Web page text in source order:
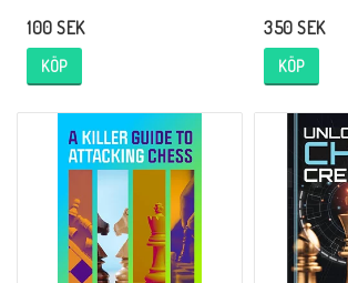
Schacktidskrifter
Schacklektioner
Presentkort
100 SEK
KÖP
350 SEK
KÖP